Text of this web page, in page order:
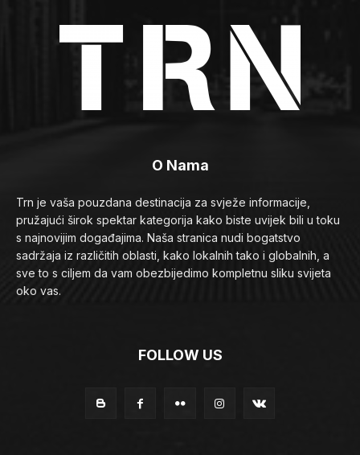
O Nama
Trn je vaša pouzdana destinacija za svježe informacije,
pružajući širok spektar kategorija kako biste uvijek bili u toku
s najnovijim događajima. Naša stranica nudi bogatstvo
sadržaja iz različitih oblasti, kako lokalnih tako i globalnih, a
sve to s ciljem da vam obezbijedimo kompletnu sliku svijeta
oko vas.
FOLLOW US